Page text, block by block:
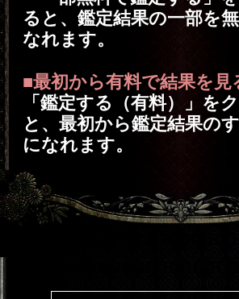
※2人用メニューの場合は、あなた
とあなたが片想いするあの人の関
係が変革する契機となる『比令分岐
日』をお教えします。
有料特典4 比令関数が算出する、あなた
れから起こる試練とそれを乗り越える